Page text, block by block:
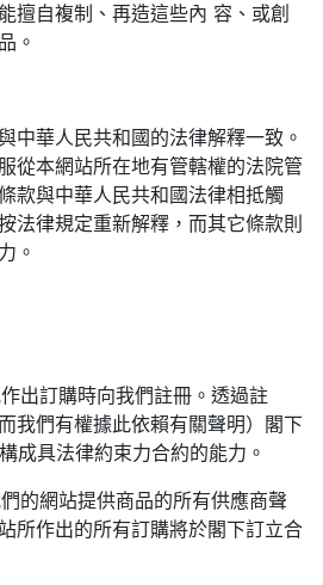
擅自複制、再造這些內 容、或創
。
中華人民共和國的法律解釋一致。
從本網站所在地有管轄權的法院管
款與中華人民共和國法律相抵觸
法律規定重新解釋，而其它條款則
。
出訂購時向我們註冊。透過註
我們有權據此依賴有關聲明）閣下
成具法律約束力合約的能力。
的網站提供商品的所有供應商聲
所作出的所有訂購將於閣下訂立合